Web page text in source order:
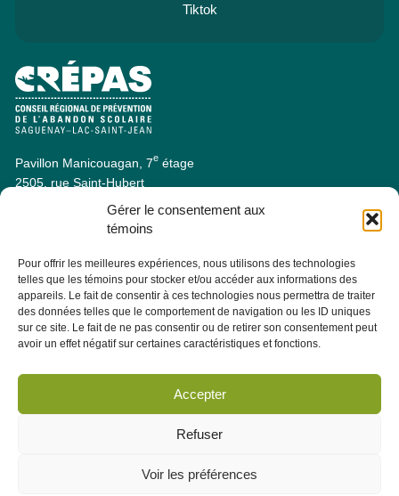
Gérer le consentement aux
témoins
Pour offrir les meilleures expériences, nous utilisons des technologies
telles que les témoins pour stocker et/ou accéder aux informations des
appareils. Le fait de consentir à ces technologies nous permettra de traiter
des données telles que le comportement de navigation ou les ID uniques
sur ce site. Le fait de ne pas consentir ou de retirer son consentement peut
avoir un effet négatif sur certaines caractéristiques et fonctions.
Accepter
Refuser
Voir les préférences
Tiktok
Pavillon Manicouagan, 7e étage
2505, rue Saint-Hubert
Jonquière (Québec) G7X 7W2
Consulter la section À PROPOS - ÉQUIPE pour les coordonnées
Infolettre
Abonnez-vous dès maintenant à notre infolettre pour recevoir
toutes les actualités, les évènements et autres concernant le